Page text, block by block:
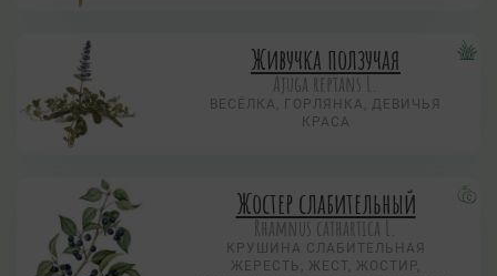
Живучка ползучая
Аjuga reptans L.
ВЕСЁЛКА, ГОРЛЯНКА, ДЕВИЧЬЯ
КРАСА
Жостер слабительный
Rhamnus cathartica L.
КРУШИНА СЛАБИТЕЛЬНАЯ
ЖЕРЕСТЬ, ЖЕСТ, ЖОСТИР,